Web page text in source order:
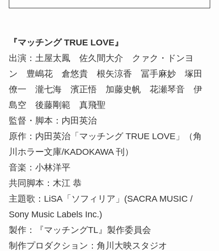
『マッチング TRUE LOVE』
出演：土屋太鳳 佐久間大介 クァク・ドンヨ
ン 豊嶋花 倉悠貴 根矢涼香 冨手麻妙 塚田
僚一 瀧七海 濱正悟 加藤史帆 花瀬琴音 伊
島空 後藤剛範 真飛聖
監督・脚本：内田英治
原作：内田英治「マッチング TRUE LOVE」（角
川ホラー文庫/KADOKAWA 刊）
音楽：小林洋平
共同脚本：木江 恭
主題歌：LiSA「ソフィリア」(SACRA MUSIC /
Sony Music Labels Inc.)
製作：『マッチングTL』製作委員会
制作プロダクション：角川大映スタジオ